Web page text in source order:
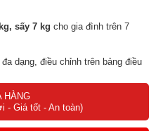
sấy 7 kg cho gia đình trên 7
đa dạng, điều chỉnh trên bảng điều
năng với
giảm mùi hôi, quần áo luôn
HÀNG
- Giá tốt - An toàn)